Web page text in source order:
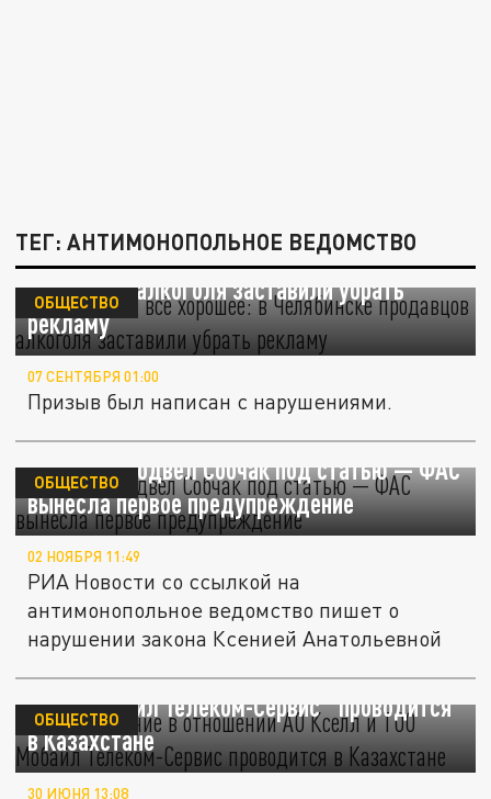
ТЕГ: АНТИМОНОПОЛЬНОЕ ВЕДОМСТВО
Наказали за всё хорошее: в Челябинске
продавцов алкоголя заставили убрать
рекламу
ОБЩЕСТВО
07 СЕНТЯБРЯ 01:00
Призыв был написан с нарушениями.
Алкоголь подвёл Собчак под статью — ФАС
вынесла первое предупреждение
ОБЩЕСТВО
02 НОЯБРЯ 11:49
РИА Новости со ссылкой на
антимонопольное ведомство пишет о
нарушении закона Ксенией Анатольевной
Расследование в отношении АО "Кселл" и
ТОО "Мобайл Телеком-Сервис" проводится
в Казахстане
ОБЩЕСТВО
30 ИЮНЯ 13:08